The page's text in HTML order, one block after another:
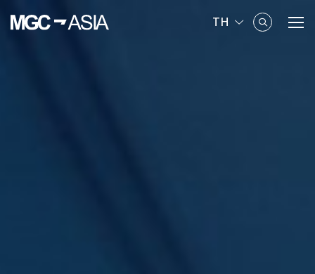
TH